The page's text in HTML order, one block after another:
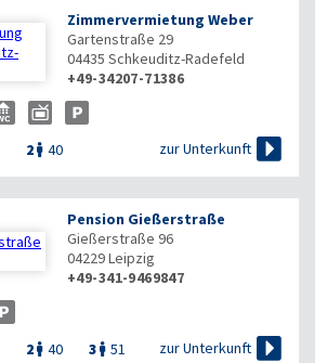
Zimmervermietung Weber
Gartenstraße 29
04435 Schkeuditz-Radefeld
+49-34207-71386
2  40 zur Unterkunft 

Pension Gießerstraße
Gießerstraße 96
04229Leipzig
+49-341-9469847
2  40 3  51 zur Unterkunft 